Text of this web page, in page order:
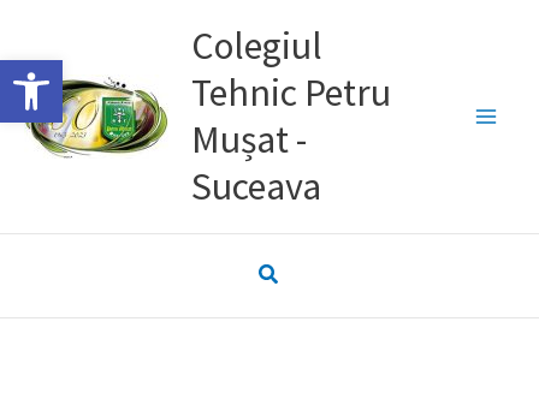
Deschide bara de unelte
to
content
Colegiul
Tehnic Petru
Mușat -
Suceava